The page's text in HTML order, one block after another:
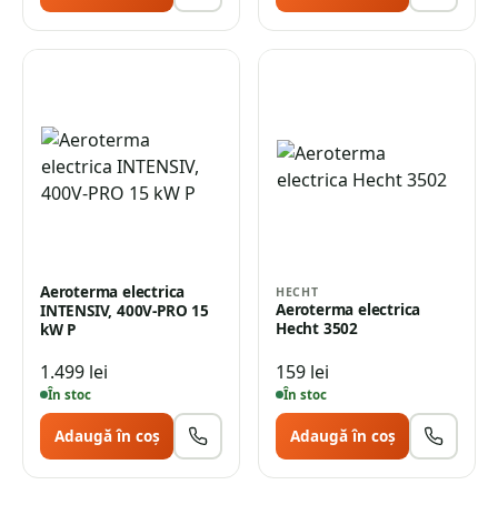
Aeroterma electrica
INTENSIV, 400V-PRO 15
kW P
1.499 lei
În stoc
Adaugă în coș
HECHT
Aeroterma electrica
Hecht 3502
159 lei
În stoc
Adaugă în coș